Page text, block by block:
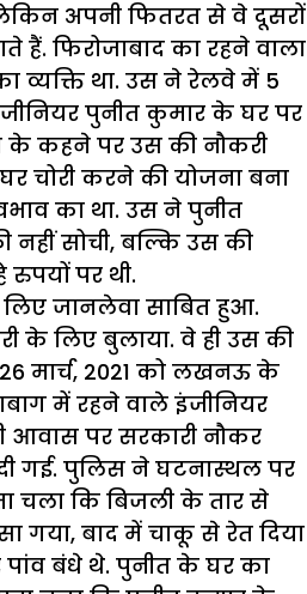
अपनी फितरत से वे दूसरों
हैं. फिरोजाबाद का रहने वाला
व्यक्ति था. उस ने रेलवे में 5
पुनीत कुमार के घर पर
के कहने पर उस की नौकरी
चोरी करने की योजना बना
का था. उस ने पुनीत
सोची, बल्कि उस की
पर थी.
जानलेवा साबित हुआ.
के लिए बुलाया. वे ही उस की
मार्च, 2021 को लखनऊ के
में रहने वाले इंजीनियर
आवास पर सरकारी नौकर
गई. पुलिस ने घटनास्थल पर
चला कि बिजली के तार से
बाद में चाकू से रेत दिया
बंधे थे. पुनीत के घर का